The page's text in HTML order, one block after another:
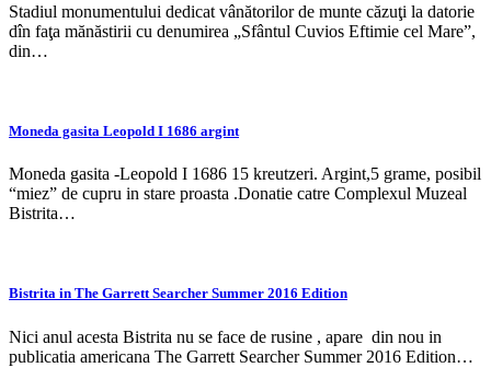
Stadiul monumentului dedicat vânătorilor de munte căzuţi la datorie
dîn faţa mănăstirii cu denumirea „Sfântul Cuvios Eftimie cel Mare”,
din…
Moneda gasita Leopold I 1686 argint
Moneda gasita -Leopold I 1686 15 kreutzeri. Argint,5 grame, posibil
“miez” de cupru in stare proasta .Donatie catre Complexul Muzeal
Bistrita…
Bistrita in The Garrett Searcher Summer 2016 Edition
Nici anul acesta Bistrita nu se face de rusine , apare din nou in
publicatia americana The Garrett Searcher Summer 2016 Edition…